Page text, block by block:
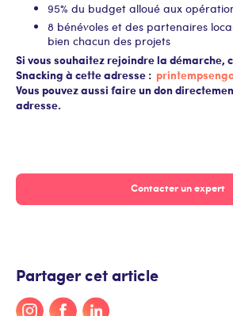
95% du budget alloué aux
8 bénévoles et des partenaires
bien chacun des projets
Si vous souhaitez rejoindre la démarche,
Snacking à cette adresse :
Vous pouvez aussi faire un don
adresse.
Contacter un expert
Partager cet article